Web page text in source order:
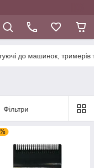
до машинок, тримерів
Фільтри